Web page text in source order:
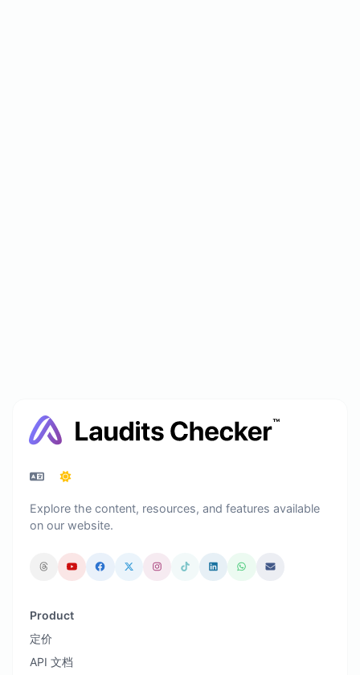
Explore the content, resources, and features available
on our website.
Product
定价
API 文档